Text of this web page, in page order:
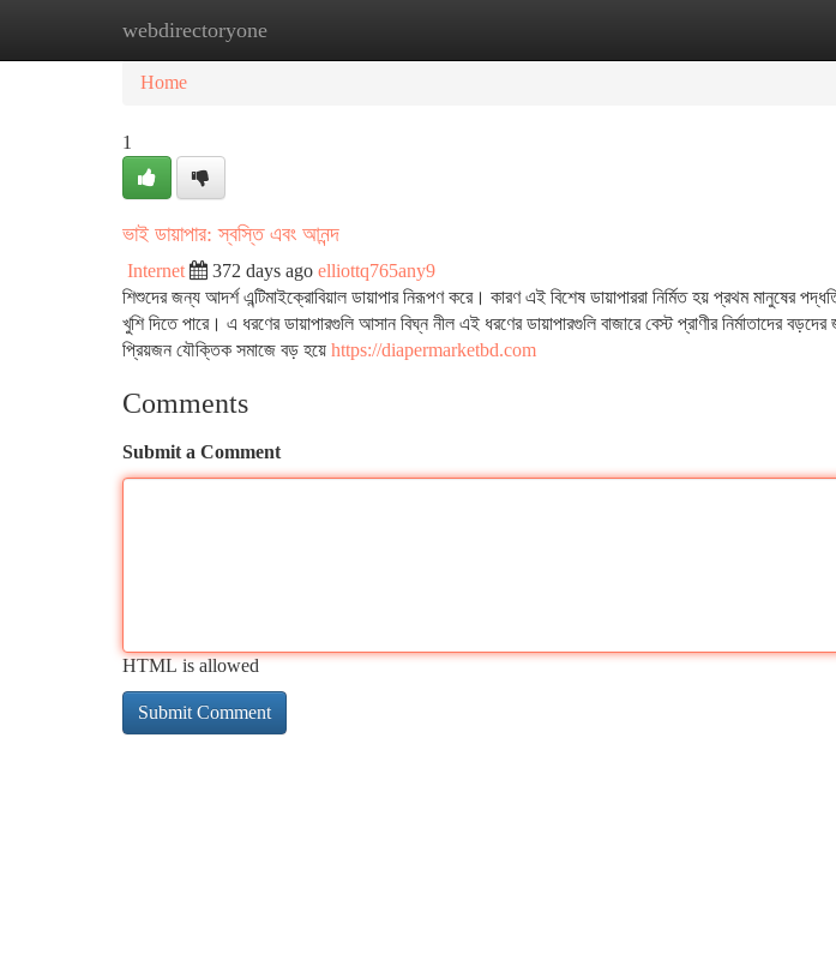
webdirectoryone
Home New Site Listings
Home
1
ভাই ডায়াপার: স্বস্তি এবং আনন্দ
Internet 372 days ago elliottq765any9
শিশুদের জন্য আদর্শ এন্টিমাইক্রোবিয়াল ডায়াপার নিরূপণ করে। কারণ এই বিশেষ ডায়াপাররা নির্মিত হয় প্রথম মানুষের
খুশি দিতে পারে। এ ধরণের ডায়াপারগুলি আসান বিঘ্ন নীল এই ধরণের ডায়াপারগুলি বাজারে বেস্ট প্রাণীর নির্মাতাদের
প্রিয়জন যৌক্তিক সমাজে বড় হয়ে https://diapermarketbd.com
Comments
Submit a Comment
HTML is allowed